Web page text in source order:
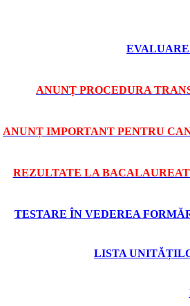
ANUNȚ PROCEDURA
ANUNȚ IMPORTANT PENTRU
REZULTATE LA
TESTARE ÎN VEDEREA
LISTA